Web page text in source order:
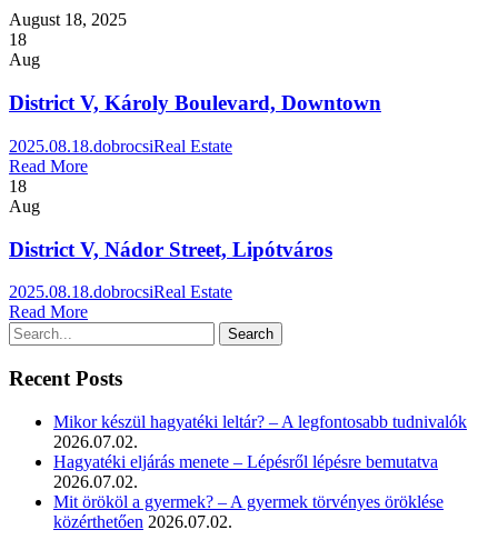
August 18, 2025
18
Aug
District V, Károly Boulevard, Downtown
2025.08.18.dobrocsiReal Estate
Read More
18
Aug
District V, Nádor Street, Lipótváros
2025.08.18.dobrocsiReal Estate
Read More
Recent Posts
Mikor készül hagyatéki leltár? – A legfontosabb tudnivalók
2026.07.02.
Hagyatéki eljárás menete – Lépésről lépésre bemutatva
2026.07.02.
Mit örököl a gyermek? – A gyermek törvényes öröklése
közérthetően 2026.07.02.